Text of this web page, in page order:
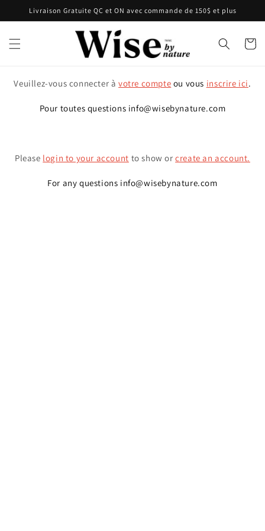
et passer
au
Livraison Gratuite QC et ON avec commande de 150$ et plus
Panier
Veuillez-vous connecter à votre compte ou vous inscrire ici.
Pour toutes questions info@wisebynature.com
Please login to your account to show orcreate an account.
For any questions info@wisebynature.com